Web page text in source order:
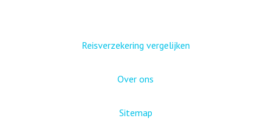
Reisverzekering vergelijken
Over ons
Sitemap